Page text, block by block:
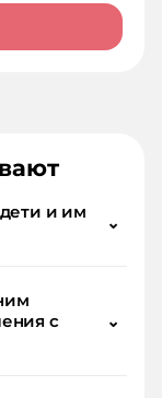
и им
⌄
с
⌄